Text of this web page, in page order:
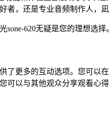
，还是专业音频制作人，
620无疑是您的理想选择
了更多的互动选项。您可以
可以与其他观众分享观看心